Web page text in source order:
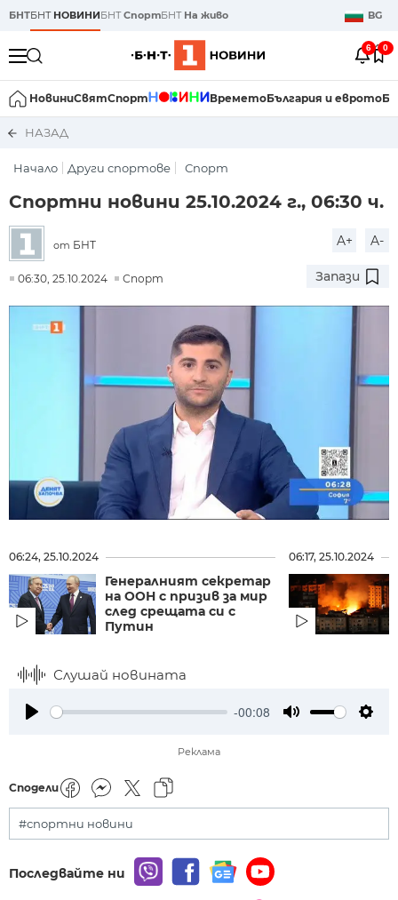
БНТБНТ НОВИНИБНТСпортБНТ На живо BG
6 0
НовиниСвятСпорт ВреметоБългария и еврото
НАЗАД
Начало Други спортове Спорт
Спортни новини 25.10.2024 г., 06:30 ч.
от БНТ A+ A-
06:30, 25.10.2024 Спорт Запази
06:24, 25.10.2024
Генералният секретар
на ООН с призив за мир
след срещата си с
Путин
06:17, 25.10.2024
Слушай новината
-00:08
Реклама
Сподели
#спортни новини
Последвайте ни